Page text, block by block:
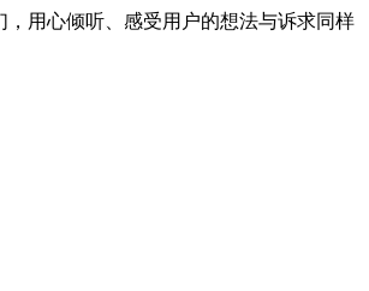
用心倾听、感受用户的想法与诉求同样